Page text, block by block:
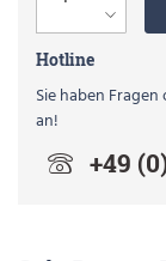
Hotline
Sie haben
an!
+49